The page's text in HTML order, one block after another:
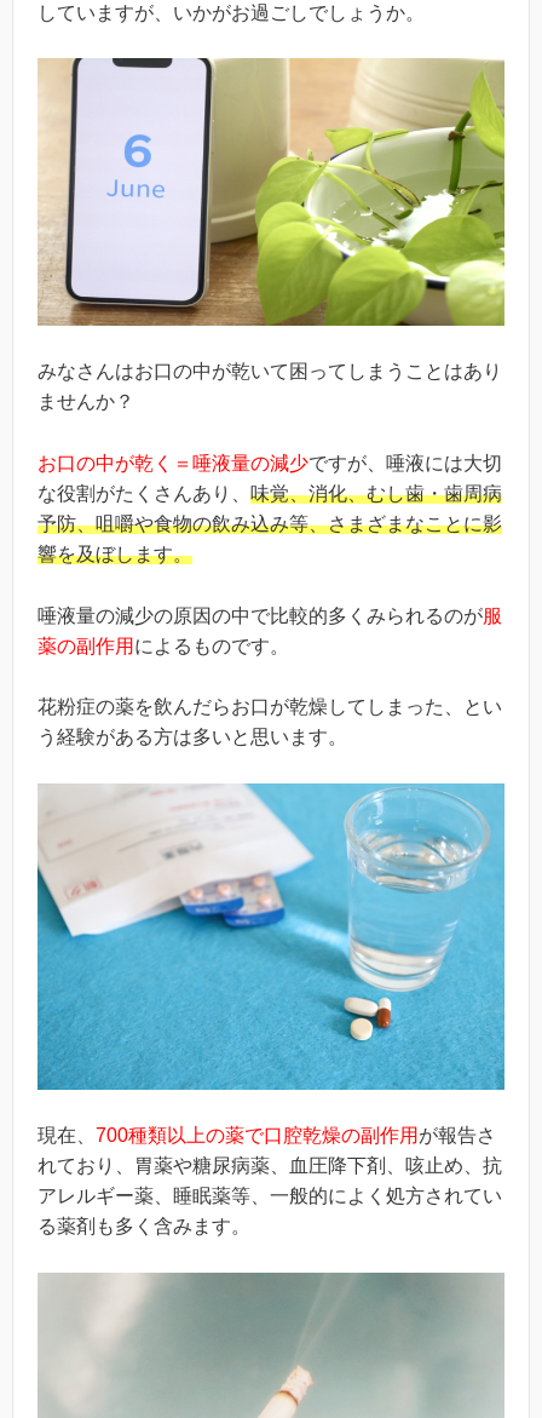
していますが、いかがお過ごしでしょうか。
みなさんはお口の中が乾いて困ってしまうことはあり
ませんか？
お口の中が乾く＝唾液量の減少ですが、唾液には大切
な役割がたくさんあり、 味覚、消化、むし歯・歯周病
予防、咀嚼や食物の飲み込み等、さまざまなことに影
響を及ぼします。
唾液量の減少の原因の中で比較的多くみられるのが服
薬の副作用 によるものです。
花粉症の薬を飲んだらお口が乾燥してしまった、とい
う経験がある方は多いと思います。
現在、 700種類以上の薬で口腔乾燥の副作用 が報告さ
れており、胃薬や糖尿病薬、血圧降下剤、咳止め、抗
アレルギー薬、睡眠薬等、一般的によく処方されてい
る薬剤も多く含みます。